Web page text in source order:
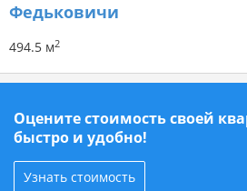
Федьковичи
494.5 м2
Оцените стоимость своей
быстро и удобно!
Узнать стоимость